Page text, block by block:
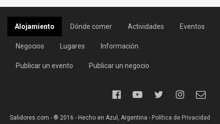
Alojamiento Dónde comer Actividades Eventos
Negocios Lugares Información
Publicar un evento Publicar un negocio
Salidores.com - ® 2016 - Hecho en Azul, Argentina - Política de Privacidad